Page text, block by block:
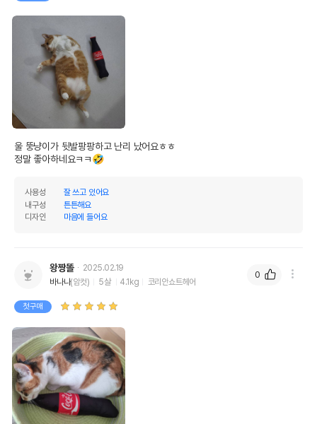
울 뚱냥이가 뒷발팡팡하고 난리 났어요ㅎㅎ
정말 좋아하네요ㅋㅋ🤣
사용성
잘 쓰고 있어요
내구성
튼튼해요
디자인
마음에 들어요
왕짱똘
2025.02.19
바나나(암컷) 5살 4.1kg 코리안쇼트헤어
첫구매
0